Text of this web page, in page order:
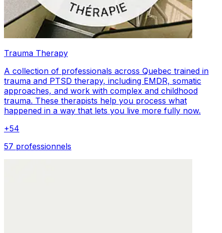
Trauma Therapy
A collection of professionals across Quebec trained in
trauma and PTSD therapy, including EMDR, somatic
approaches, and work with complex and childhood
trauma. These therapists help you process what
happened in a way that lets you live more fully now.
+54
57 professionnels